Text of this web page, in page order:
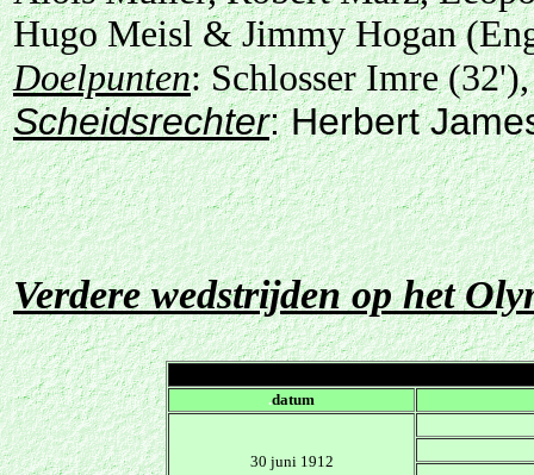
Hugo Meisl & Jimmy Hogan
Doelpunten: Schlosser Imre
Scheidsrechter: Herbert
Verdere wedstrijden op het
.datum
30 juni 1912